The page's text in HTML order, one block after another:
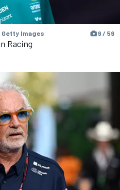
Images 9 / 59
Racing